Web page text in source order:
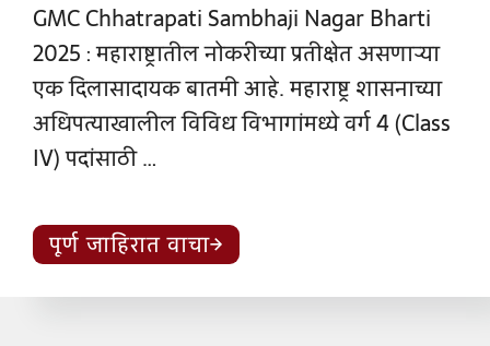
GMC Chhatrapati Sambhaji Nagar Bharti
2025 : महाराष्ट्रातील नोकरीच्या प्रतीक्षेत असणाऱ्या
एक दिलासादायक बातमी आहे. महाराष्ट्र शासनाच्या
अधिपत्याखालील विविध विभागांमध्ये वर्ग 4 (Class
IV) पदांसाठी …
पूर्ण जाहिरात वाचा